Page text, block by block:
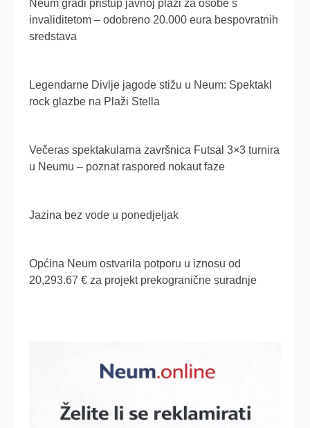
Neum gradi pristup javnoj plaži za osobe s
invaliditetom – odobreno 20.000 eura bespovratnih
sredstava
Legendarne Divlje jagode stižu u Neum: Spektakl
rock glazbe na Plaži Stella
Večeras spektakularna završnica Futsal 3×3 turnira
u Neumu – poznat raspored nokaut faze
Jazina bez vode u ponedjeljak
Općina Neum ostvarila potporu u iznosu od
20,293.67 € za projekt prekogranične suradnje